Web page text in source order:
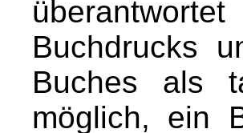
Buchdrucks
Buches als
möglich, ein